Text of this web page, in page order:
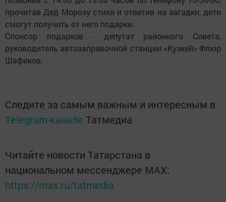
прочитав Дед Морозу стихи и ответив на загадки, дети
смогут получить от него подарки.
Спонсор подарков - депутат районного Совета,
руководитель автозаправочной станции «Кузкей» Флюр
Шафиков.
Следите за самым важным и интересным в
Telegram-канале Татмедиа
Читайте новости Татарстана в
национальном мессенджере MАХ:
https://max.ru/tatmedia